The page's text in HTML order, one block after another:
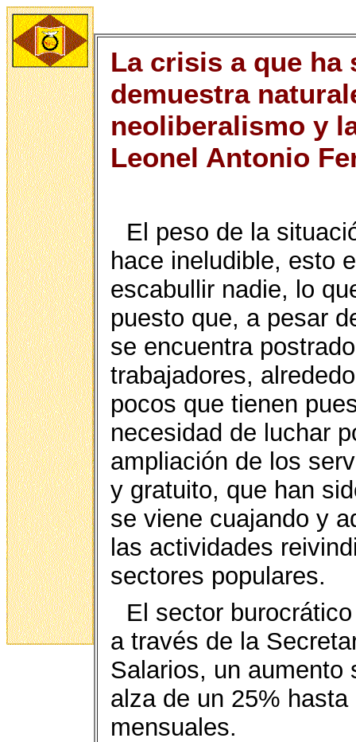
La crisis a que ha
demuestra
neoliberalismo y
Leonel Antonio
El peso de la
hace ineludible, esto
escabullir nadie, lo
puesto que, a pesar
se encuentra
trabajadores,
pocos que tienen
necesidad de luchar
ampliación de los
y gratuito, que han
se viene cuajando y
las actividades
sectores populares.
El sector
a través de la
Salarios, un aumento
alza de un 25%
mensuales.